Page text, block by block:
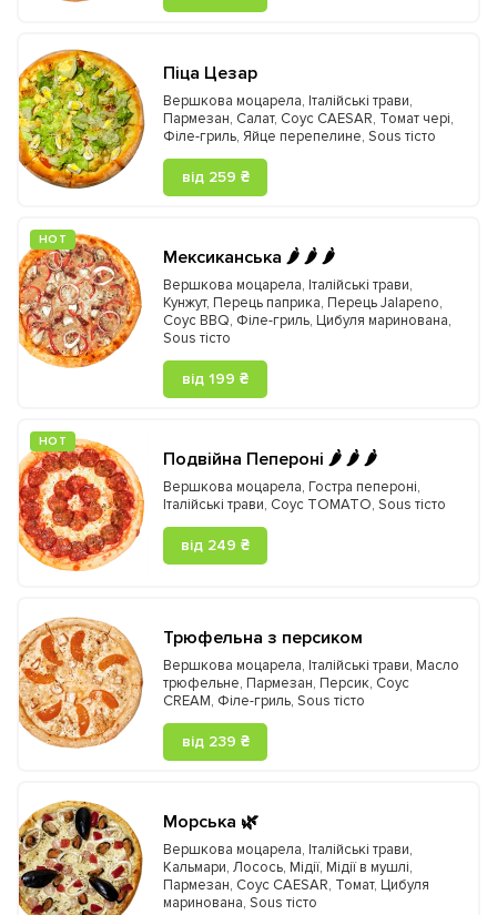
Піца Цезар
Вершкова моцарела, Італійські трави,
Пармезан, Салат, Соус CAESAR, Томат чері,
Філе-гриль, Яйце перепелине, Sous тісто
від 259 ₴
HOT
Мексиканська 🌶️ 🌶️ 🌶️
Вершкова моцарела, Італійські трави,
Кунжут, Перець паприка, Перець Jalapeno,
Соус BBQ, Філе-гриль, Цибуля маринована,
Sous тісто
від 199 ₴
HOT
Подвійна Пепероні 🌶️ 🌶️ 🌶️
Вершкова моцарела, Гостра пепероні,
Італійські трави, Соус TOMATO, Sous тісто
від 249 ₴
Трюфельна з персиком
Вершкова моцарела, Італійські трави, Масло
трюфельне, Пармезан, Персик, Соус
CREAM, Філе-гриль, Sous тісто
від 239 ₴
Морська 🌿
Вершкова моцарела, Італійські трави,
Кальмари, Лосось, Мідії, Мідії в мушлі,
Пармезан, Соус CAESAR, Томат, Цибуля
маринована, Sous тісто